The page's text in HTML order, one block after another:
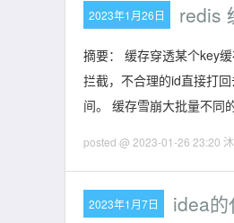
2023年1月26日 redis
摘要： 缓存穿透某个key
拦截，不合理的id直接打
间。 缓存雪崩大批量不同
posted @ 2023-01-26 23:20
2023年1月7日 idea